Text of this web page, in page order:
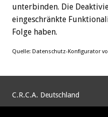
unterbinden. Die
eingeschränkte
Folge haben.
Quelle: Datenschutz-Konfigurator
C.R.C.A. Deutschland